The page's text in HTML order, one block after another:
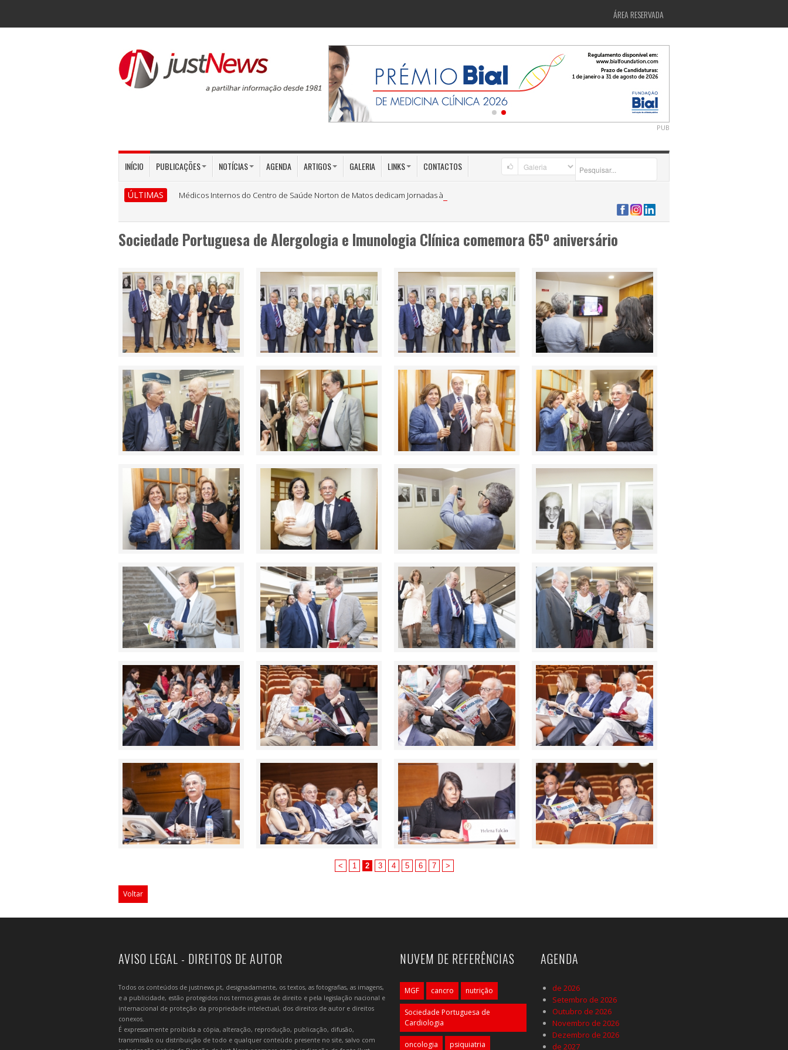
ÁREA RESERVADA
PUB
INÍCIO PUBLICAÇÕES NOTÍCIAS AGENDA ARTIGOS GALERIA LINKS CONTACTOS
ÚLTIMAS Médicos Internos do Centro de Saúde Norton de Matos dedicam Jornadas à «Medicina Preventiva»
Sociedade Portuguesa de Alergologia e Imunologia Clínica comemora 65º aniversário
< 1 2 3 4 5 6 7 >
Voltar
AVISO LEGAL - DIREITOS DE AUTOR
Todos os conteúdos de justnews.pt, designadamente, os textos, as fotografias, as imagens,
e a publicidade, estão protegidos nos termos gerais de direito e pela legislação nacional e
internacional de proteção da propriedade intelectual, dos direitos de autor e direitos
conexos.
É expressamente proibida a cópia, alteração, reprodução, publicação, difusão,
transmissão ou distribuição de todo e qualquer conteúdo presente no site, salvo com
NUVEM DE REFERÊNCIAS
MGF cancro nutrição
Sociedade Portuguesa de
Cardiologia
oncologia psiquiatria
AGENDA
de 2026
Setembro de 2026
Outubro de 2026
Novembro de 2026
Dezembro de 2026
de 2027